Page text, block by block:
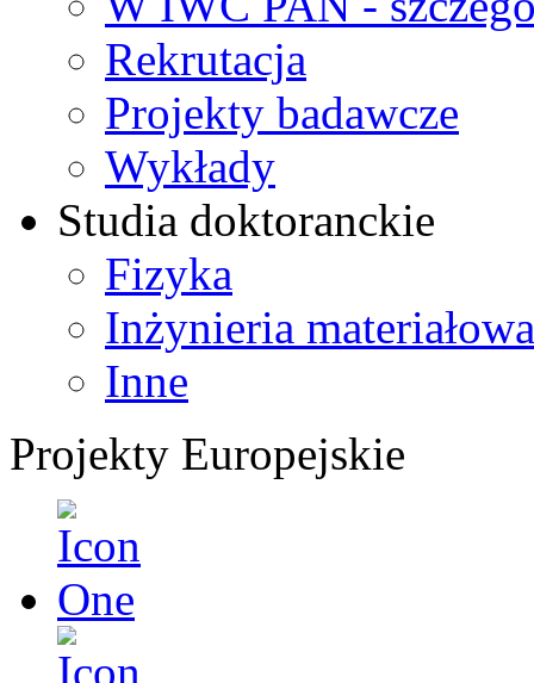
Rekrutacja
Projekty badawcze
Wykłady
Studia doktoranckie
Fizyka
Inżynieria materiałowa
Inne
Projekty Europejskie